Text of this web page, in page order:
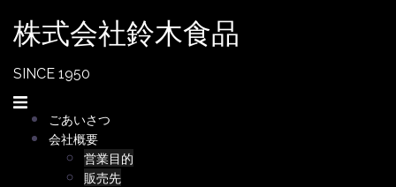
株式会社鈴木食品
SINCE 1950
ごあいさつ
会社概要
営業目的
販売先